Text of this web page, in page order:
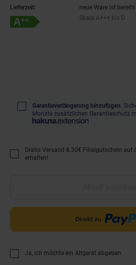
Lieferzeit:
neue Ware ist
Energieeffizienzklasse A++ auf Skala A+++ bis D
Skala A+++ bis D
Garantieverlängerung hinzufügen.
Monate zusätzlichen Garantieschutz
Promotion "Gratis Versand &amp; 30€
Gratis Versand & 30€ Filialgutschein auf
erhalten!
Ja, ich möchte ein Altgerät abgeben.